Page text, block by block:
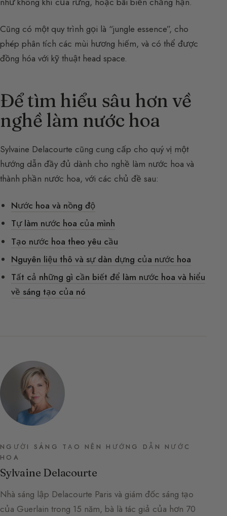
Cũng có một quy trình gọi là “jungle essence”, cho
phép phân tích các mùi hương hiếm, và có thể được
đồng hóa với kỹ thuật head space.
Để tìm hiểu sâu hơn về
nghề làm nước hoa
Sylvaine Delacourte cũng cung cấp cho quý vị một
hướng dẫn đầy đủ dành cho nghề làm nước hoa và
thành phần nước hoa, với các chủ đề sau:
Nước hoa và nồng độ
Tự làm nước hoa của mình
Tạo nước hoa theo yêu cầu
Nguyên liệu thô và sự dàn dựng của nước hoa
Tất cả những gì cần biết để làm nước hoa và hiểu
về sáng tạo của nó
NGƯỜI SÁNG TẠO NÊN HƯỚNG DẪN NƯỚC
HOA
Sylvaine Delacourte
Nhà sáng lập Delacourte Paris và giám đốc sáng tạo
của Guerlain trong 15 năm, bà là tác giả của hơn 70